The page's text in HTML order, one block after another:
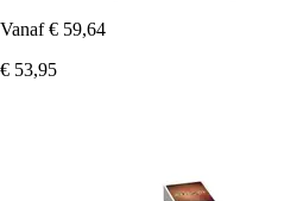
Vanaf € 59,64
€ 53,95